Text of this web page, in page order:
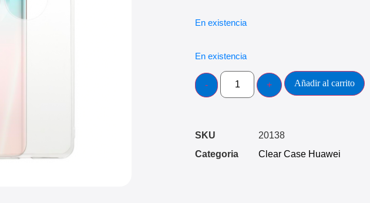
En existencia
En existencia
Añadir al carrito
SKU
20138
Categoria
Clear Case Huawei